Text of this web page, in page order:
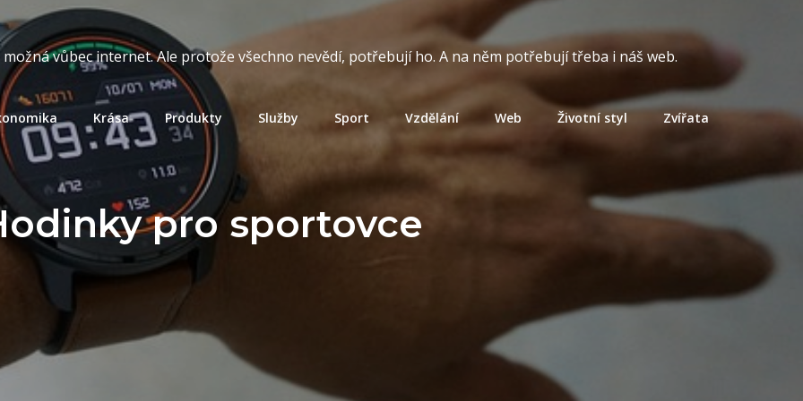
vůbec internet. Ale protože všechno nevědí, potřebují ho. A na něm potřebují třeba i náš web.
Krása Produkty Služby Sport Vzdělání Web Životní styl Zvířata
pro sportovce